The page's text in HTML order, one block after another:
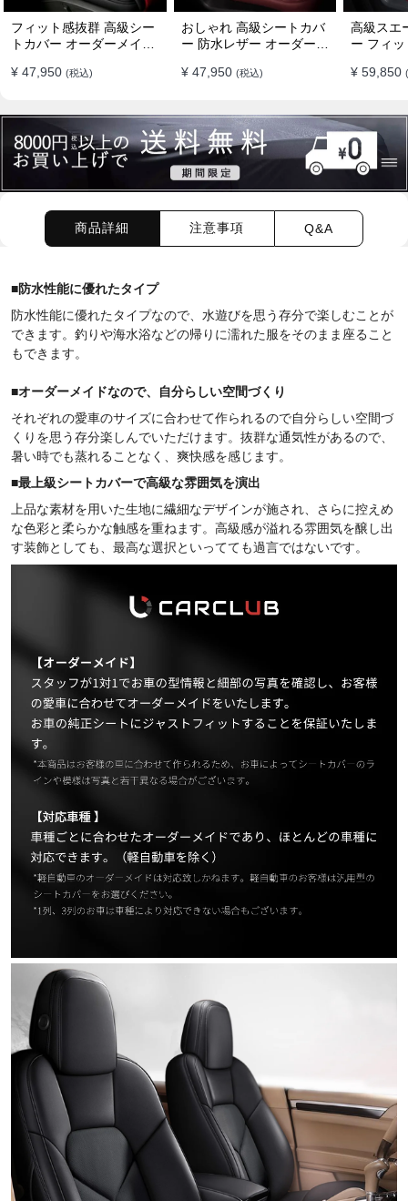
フィット感抜群 高級シー
トカバー オーダーメイド
全席セット
¥ 47,950 (税込)
おしゃれ 高級シートカバ
ー 防水レザー オーダーメ
全席セット
¥ 47,950 (税込)
高級スエ
ー フィ
全席セッ
¥ 59,850
商品詳細 注意事項 Q&A
■防水性能に優れたタイプ
防水性能に優れたタイプなので、水遊びを思う存分で楽しむことが
できます。釣りや海水浴などの帰りに濡れた服をそのまま座ること
もできます。
■オーダーメイドなので、
自分らしい空間づくり
それぞれの愛車のサイズに合わせて作られるので自分らしい空間づ
くりを思う存分楽しんでいただけます。抜群な通気性があるので、
暑い時でも蒸れることなく、 爽快感を感じます。
■最上級シートカバーで高級な雰囲気を演出
上品な素材を用いた生地に繊細なデザインが施され、さらに控えめ
な色彩と柔らかな触感を重ねます。高級感が溢れる雰囲気を醸し出
す装飾としても、最高な選択といってても過言ではないです。